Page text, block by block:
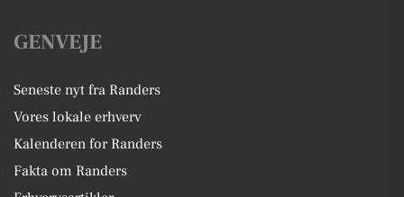
GENVEJE
Seneste nyt fra Randers
Vores lokale erhverv
Kalenderen for Randers
Fakta om Randers